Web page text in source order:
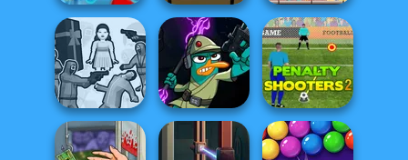
Street Ball Star
Table Tennis
World Tour
Moto X3M Pool
Party